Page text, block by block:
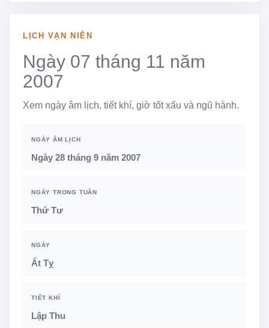
LỊCH VẠN NIÊN
Ngày 07 tháng 11 năm
2007
Xem ngày âm lịch, tiết khí, giờ tốt xấu và ngũ hành.
NGÀY ÂM LỊCH
Ngày 28 tháng 9 năm 2007
NGÀY TRONG TUẦN
Thứ Tư
NGÀY
Ất Tỵ
TIẾT KHÍ
Lập Thu